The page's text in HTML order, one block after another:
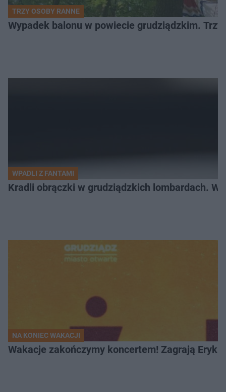
TRZY OSOBY RANNE
Wypadek balonu w powiecie grudziądzkim.
WPADLI Z FANTAMI
Kradli obrączki w grudziądzkich lombardach.
NA KONIEC WAKACJI
Wakacje zakończymy koncertem! Zagrają Eryk